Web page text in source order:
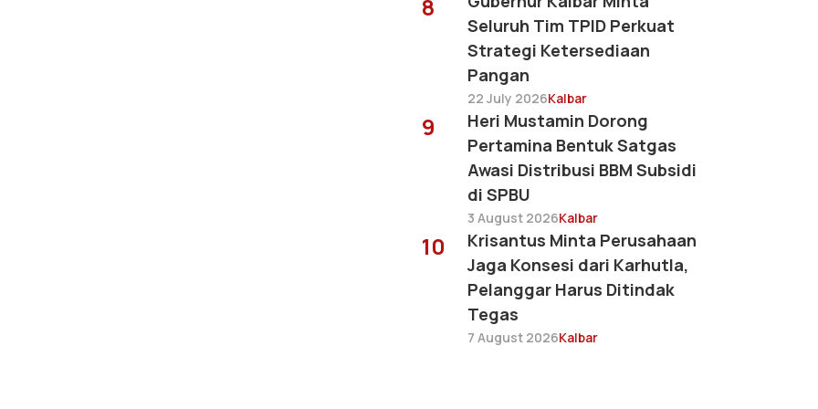
8
Seluruh Tim TPID Perkuat
Strategi Ketersediaan
Pangan
22 July 2026Kalbar
9
Heri Mustamin Dorong
Pertamina Bentuk Satgas
Awasi Distribusi BBM Subsidi
di SPBU
3 August 2026Kalbar
10
Krisantus Minta Perusahaan
Jaga Konsesi dari Karhutla,
Pelanggar Harus Ditindak
Tegas
7 August 2026Kalbar